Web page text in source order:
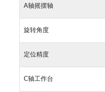
A轴摇摆轴
旋转角度
定位精度
C轴工作台